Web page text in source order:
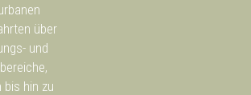
über
und
bis hin zu